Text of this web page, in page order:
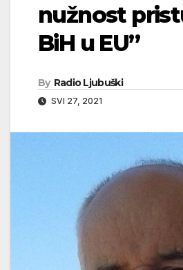
nužnost
BiH u EU”
By Radio Ljubuški
SVI 27, 2021